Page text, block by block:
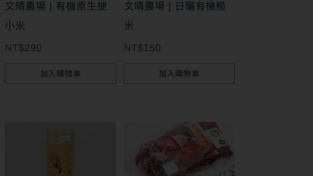
文晴農場 | 有機原生梗
小米
NT$290
加入購物車
文晴農場 | 日曬有機糙
米
NT$150
加入購物車